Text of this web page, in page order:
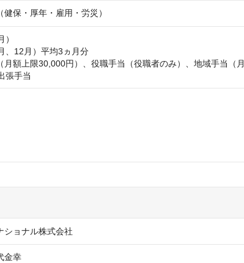
健保・厚年・雇用・労災）
、12月）平均3ヵ月分
月額上限30,000円）、役職手当（役職者のみ）、地域手当（月
張手当
ショナル株式会社
金幸